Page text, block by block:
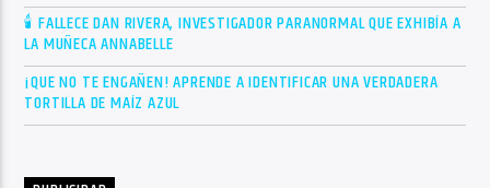
🕯 FALLECE DAN RIVERA, INVESTIGADOR PARANORMAL QUE EXHIBÍA A
LA MUÑECA ANNABELLE
¡QUE NO TE ENGAÑEN! APRENDE A IDENTIFICAR UNA VERDADERA
TORTILLA DE MAÍZ AZUL